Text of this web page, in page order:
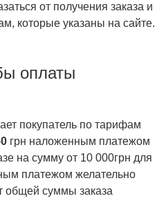
от получения заказа и
которые указаны на сайте.
оплаты
покупатель по тарифам
грн наложенным платежом
на сумму от 10 000грн для
платежом желательно
общей суммы заказа